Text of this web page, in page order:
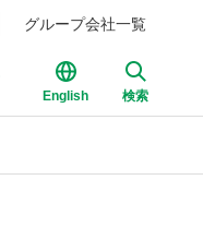
グループ会社一覧
English 検索